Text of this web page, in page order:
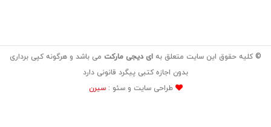
© کلیه حقوق این سایت متعلق به ای دیجی مارکت می باشد و هرگونه کپی برداری
بدون اجازه کتبی پیگرد قانونی دارد
طراحی سایت و سئو :سیرن